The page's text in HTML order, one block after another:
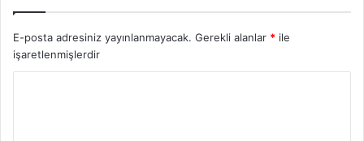
E-posta adresiniz yayınlanmayacak. Gerekli alanlar * ile
işaretlenmişlerdir